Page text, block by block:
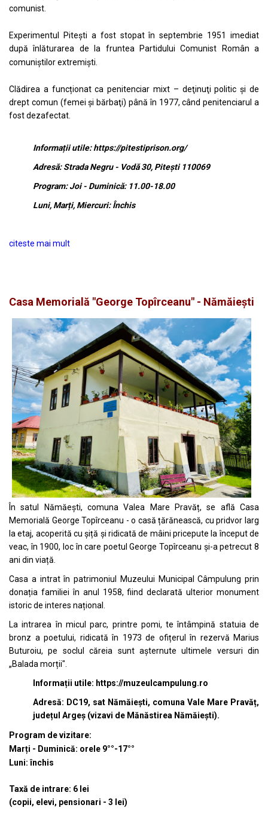
comunist.
Experimentul Pitești a fost stopat în septembrie 1951 imediat
după înlăturarea de la fruntea Partidului Comunist Român a
comuniștilor extremiști.
Clădirea a funcționat ca penitenciar mixt – deţinuţi politic şi de
drept comun (femei şi bărbaţi) până în 1977, când penitenciarul a
fost dezafectat.
Informații utile:https://pitestiprison.org/
Adresă: Strada Negru - Vodă 30, Pitești 110069
Program: Joi - Duminică: 11.00-18.00
Luni, Marți, Miercuri: Închis
citeste mai mult
Casa Memorială "George Topîrceanu" - Nămăiești
În satul Nămăești, comuna Valea Mare Pravăț, se află Casa
Memorială George Topîrceanu - o casă țărănească, cu pridvor larg
la etaj, acoperită cu șiță și ridicată de mâini pricepute la început de
veac, în 1900, loc în care poetul George Topîrceanu și-a petrecut 8
ani din viață.
Casa a intrat în patrimoniul Muzeului Municipal Câmpulung prin
donația familiei în anul 1958, fiind declarată ulterior monument
istoric de interes național.
La intrarea în micul parc, printre pomi, te întâmpină statuia de
bronz a poetului, ridicată în 1973 de ofițerul în rezervă Marius
Buturoiu, pe soclul căreia sunt așternute ultimele versuri din
„Balada morții".
Informații utile: https://muzeulcampulung.ro
Adresă: DC19, sat Nămăiești, comuna Vale Mare Pravăț,
județul Argeș (vizavi de Mănăstirea Nămăiești).
Program de vizitare:
Marți - Duminică: orele 9°°-17°°
Luni: închis
Taxă de intrare: 6 lei
(copii, elevi, pensionari - 3 lei)